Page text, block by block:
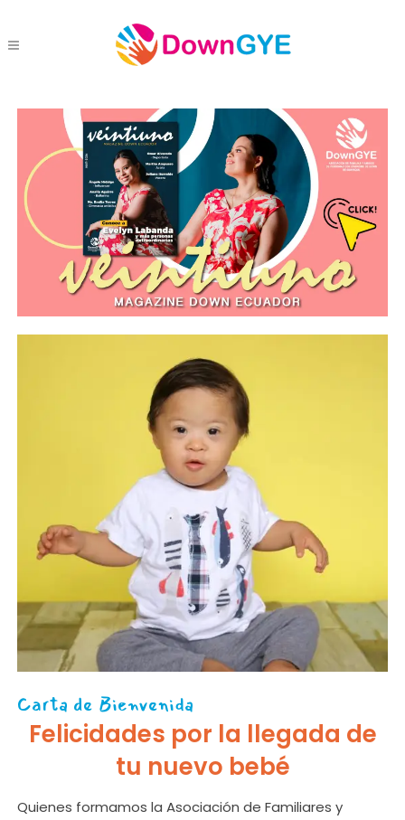
Carta de Bienvenida
Felicidades por la llegada de
tu nuevo bebé
Quienes formamos la Asociación de Familiares y